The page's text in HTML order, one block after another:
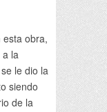
obra,
a la
le dio la
siendo
de la